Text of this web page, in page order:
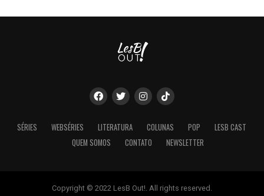
SÉRIES WEBSÉRIES LITERATURA COLUNAS POP
LESB CAST
QUEM SOMOS
CONTATO NEWSLETTER
Copyright © 2022 LesB Out!. All rights reserved.